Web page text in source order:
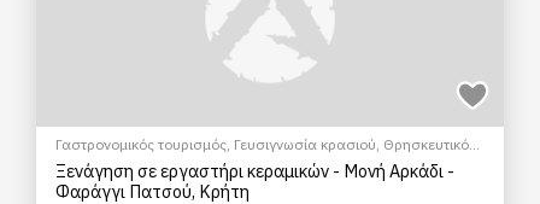
Γαστρονομικός τουρισμός, Γευσιγνωσία κρασιού, Θρησκευτικός
Τουρισμός
Κεραμική/Αγγειοπλαστική Μουσεία
Σεμινάρια &
Μαθήματα
Ξενάγηση σε εργαστήρι κεραμικών - Μονή Αρκάδι -
Φαράγγι Πατσού, Κρήτη